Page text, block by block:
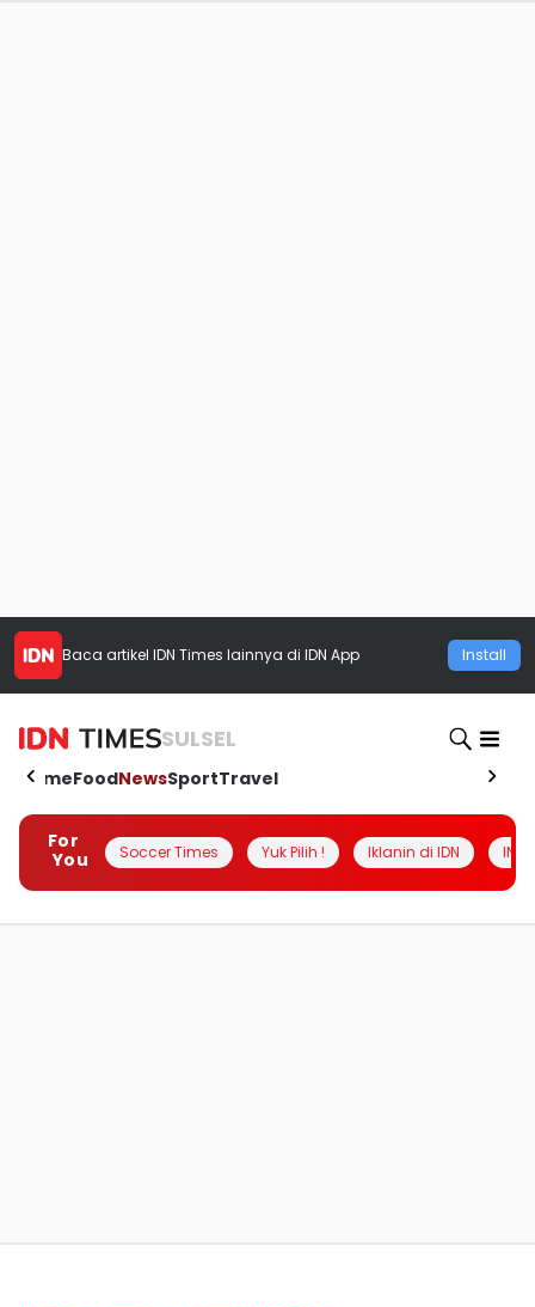
Baca artikel IDN Times lainnya di IDN App Install
SULSEL
HomeFoodNewsSportTravel
For
You
Soccer Times Yuk Pilih ! Iklanin di IDN